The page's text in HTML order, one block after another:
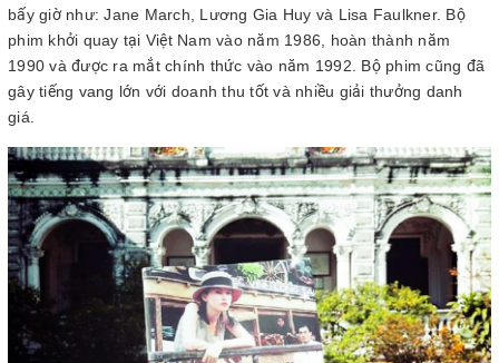
bấy giờ như: Jane March, Lương Gia Huy và Lisa Faulkner. Bộ
phim khởi quay tại Việt Nam vào năm 1986, hoàn thành năm
1990 và được ra mắt chính thức vào năm 1992. Bộ phim cũng đã
gây tiếng vang lớn với doanh thu tốt và nhiều giải thưởng danh
giá.